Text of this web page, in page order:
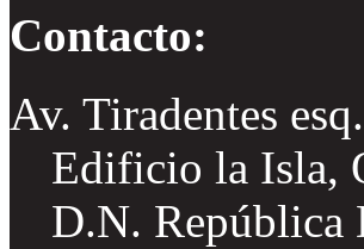
Contacto:
Av. Tiradentes
Edificio la Isla,
D.N. República